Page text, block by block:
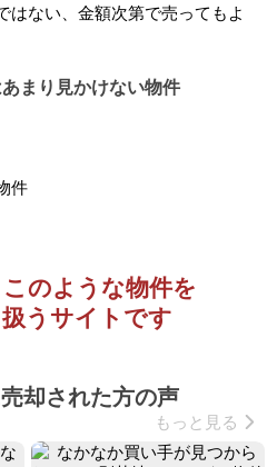
はない、金額次第で売ってもよ
まり見かけない物件
件
のような物件を
うサイトです
却された方の声
もっと見る